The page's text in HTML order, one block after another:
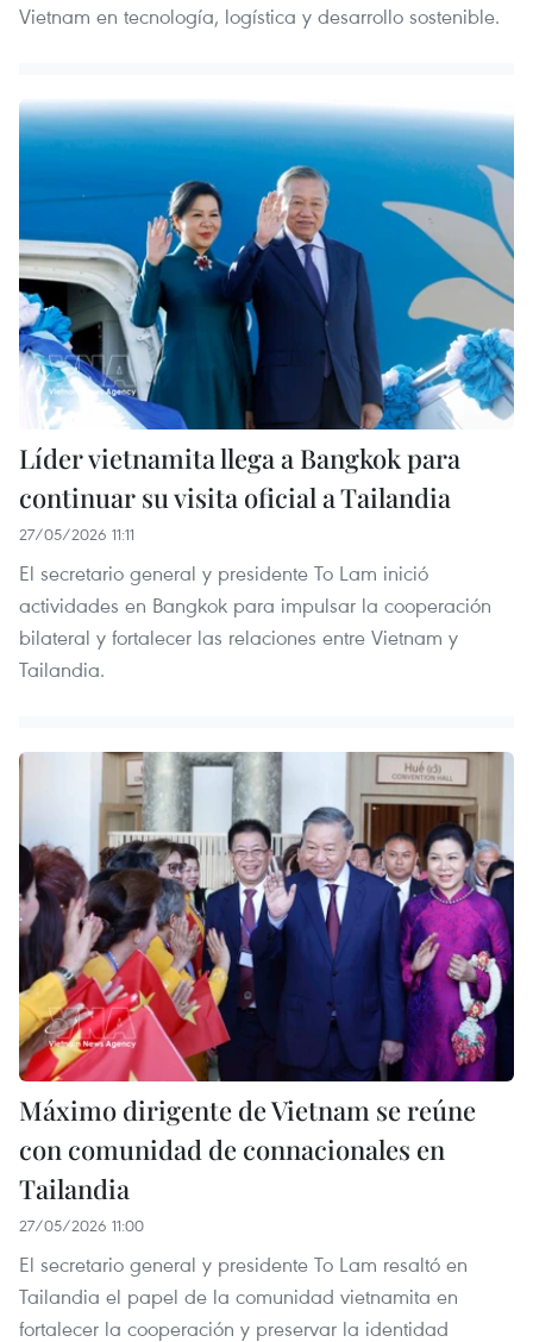
Vietnam en tecnología, logística y desarrollo sostenible.
Líder vietnamita llega a Bangkok para
continuar su visita oficial a Tailandia
27/05/2026 11:11
El secretario general y presidente To Lam inició
actividades en Bangkok para impulsar la cooperación
bilateral y fortalecer las relaciones entre Vietnam y
Tailandia.
Máximo dirigente de Vietnam se reúne
con comunidad de connacionales en
Tailandia
27/05/2026 11:00
El secretario general y presidente To Lam resaltó en
Tailandia el papel de la comunidad vietnamita en
fortalecer la cooperación y preservar la identidad